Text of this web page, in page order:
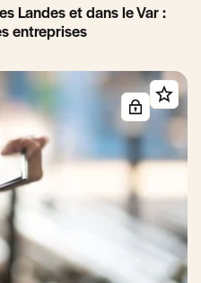
Landes et dans le Var :
entreprises